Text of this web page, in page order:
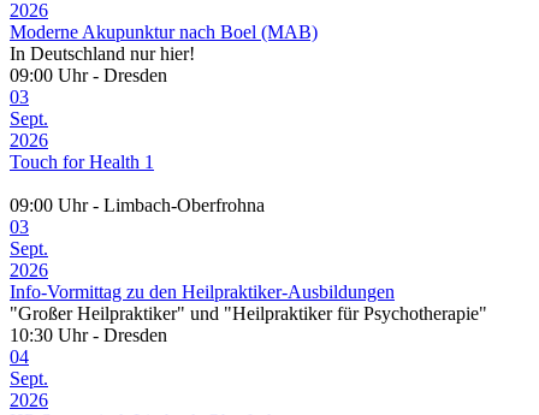
2026
Moderne Akupunktur nach Boel (MAB)
In Deutschland nur hier!
09:00 Uhr - Dresden
03
Sept.
2026
Touch for Health 1
09:00 Uhr - Limbach-Oberfrohna
03
Sept.
2026
Info-Vormittag zu den Heilpraktiker-Ausbildungen
"Großer Heilpraktiker" und "Heilpraktiker für Psychotherapie"
10:30 Uhr - Dresden
04
Sept.
2026